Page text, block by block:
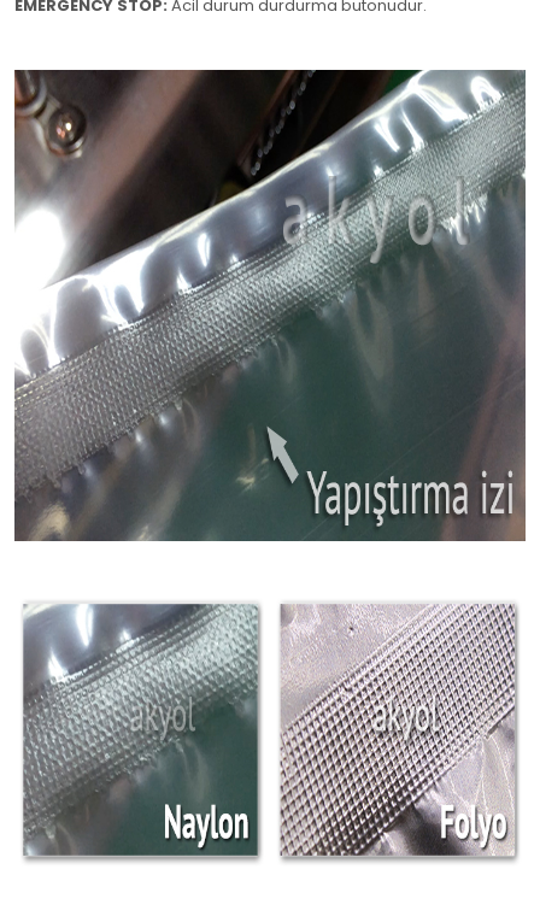
EMERGENCY STOP: Acil durum durdurma butonudur.